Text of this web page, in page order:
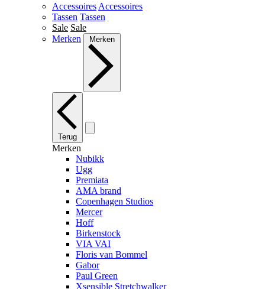
Accessoires Accessoires
Tassen Tassen
Sale Sale
Merken
Merken
Terug
Merken
Nubikk
Ugg
Premiata
AMA brand
Copenhagen Studios
Mercer
Hoff
Birkenstock
VIA VAI
Floris van Bommel
Gabor
Paul Green
Xsensible Stretchwalker